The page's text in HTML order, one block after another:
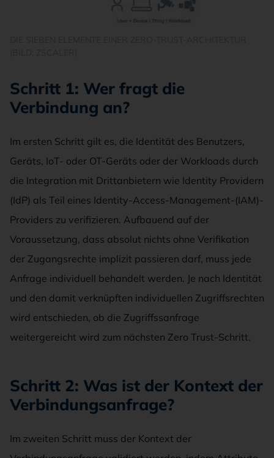
Schritt 1: Wer fragt die
Verbindung an?
Im ersten Schritt gilt es, die Identität des Benutzers,
Geräts, IoT- oder OT-Geräts oder der Workloads durch
die Integration mit Drittanbietern wie Identity Providern
(IdP) als Teil eines Identity-Access-Management-(IAM)-
Providers zu verifizieren. Aufbauend auf der
Voraussetzung, dass absolut nichts ohne Verifikation
der Zugangsrechte implizit passieren darf, muss jede
Anfrage individuell behandelt werden. Je nach Identität
und den damit verknüpften individuellen Zugriffsrechten
wird entschieden, ob die Zugriffssanfrage
weitergereicht wird zum nächsten Zero Trust-Schritt.
Schritt 2: Was ist der Kontext der
Verbindungsanfrage?
Im zweiten Schritt muss der Kontext der